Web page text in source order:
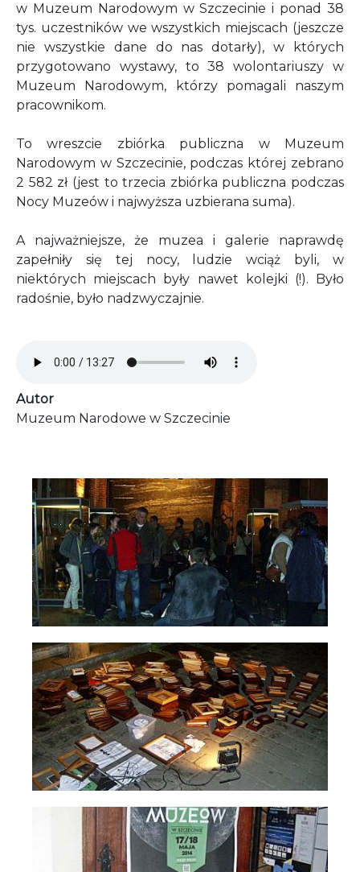
w Muzeum Narodowym w Szczecinie i ponad 38
tys. uczestników we wszystkich miejscach (jeszcze
nie wszystkie dane do nas dotarły), w których
przygotowano wystawy, to 38 wolontariuszy w
Muzeum Narodowym, którzy pomagali naszym
pracownikom.
To wreszcie zbiórka publiczna w Muzeum
Narodowym w Szczecinie, podczas której zebrano
2 582 zł (jest to trzecia zbiórka publiczna podczas
Nocy Muzeów i najwyższa uzbierana suma).
A najważniejsze, że muzea i galerie naprawdę
zapełniły się tej nocy, ludzie wciąż byli, w
niektórych miejscach były nawet kolejki (!). Było
radośnie, było nadzwyczajnie.
Autor
Muzeum Narodowe w Szczecinie